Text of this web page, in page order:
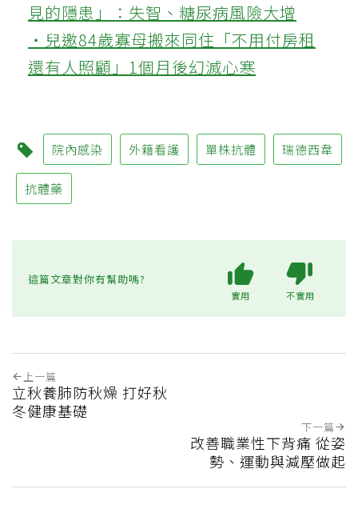
見的隱患」：失智、糖尿病風險大增
‧兒邀84歲寡母搬來同住「不用付房租
還有人照顧」1個月後幻滅心寒
院內感染 外籍看護 單株抗體 瑞德西韋
抗體藥
這篇文章對你有幫助嗎?
實用 不實用
上一篇
立秋養肺防秋燥 打好秋
冬健康基礎
下一篇
改善職業性下背痛 從姿
勢、運動與減壓做起